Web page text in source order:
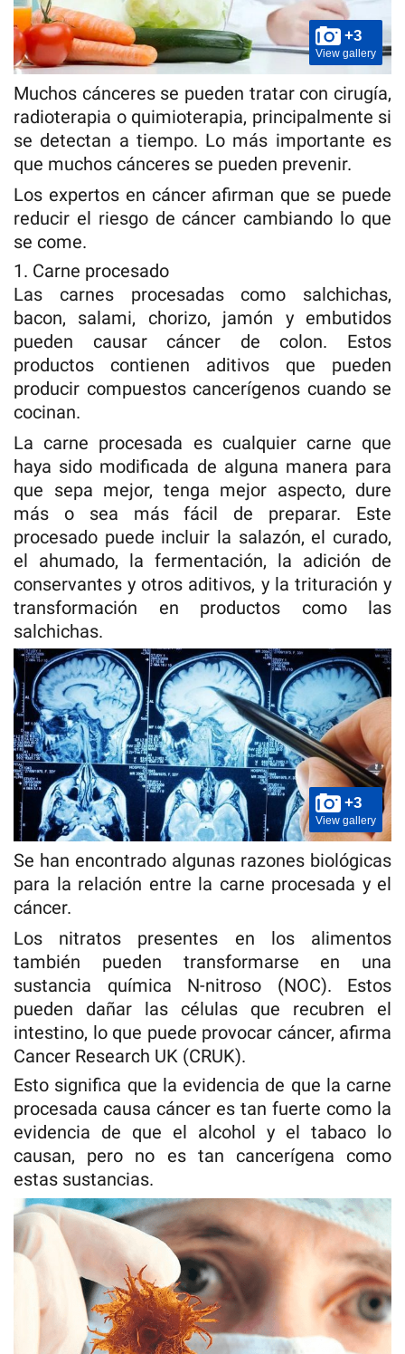
+3
View gallery
Muchos cánceres se pueden tratar con cirugía,
radioterapia o quimioterapia, principalmente si
se detectan a tiempo. Lo más importante es
que muchos cánceres se pueden prevenir.
Los expertos en cáncer afirman que se puede
reducir el riesgo de cáncer cambiando lo que
se come.
1. Carne procesado
Las carnes procesadas como salchichas,
bacon, salami, chorizo, jamón y embutidos
pueden causar cáncer de colon. Estos
productos contienen aditivos que pueden
producir compuestos cancerígenos cuando se
cocinan.
La carne procesada es cualquier carne que
haya sido modificada de alguna manera para
que sepa mejor, tenga mejor aspecto, dure
más o sea más fácil de preparar. Este
procesado puede incluir la salazón, el curado,
el ahumado, la fermentación, la adición de
conservantes y otros aditivos, y la trituración y
transformación en productos como las
salchichas.
+3
View gallery
Se han encontrado algunas razones biológicas
para la relación entre la carne procesada y el
cáncer.
Los nitratos presentes en los alimentos
también pueden transformarse en una
sustancia química N-nitroso (NOC). Estos
pueden dañar las células que recubren el
intestino, lo que puede provocar cáncer, afirma
Cancer Research UK (CRUK).
Esto significa que la evidencia de que la carne
procesada causa cáncer es tan fuerte como la
evidencia de que el alcohol y el tabaco lo
causan, pero no es tan cancerígena como
estas sustancias.